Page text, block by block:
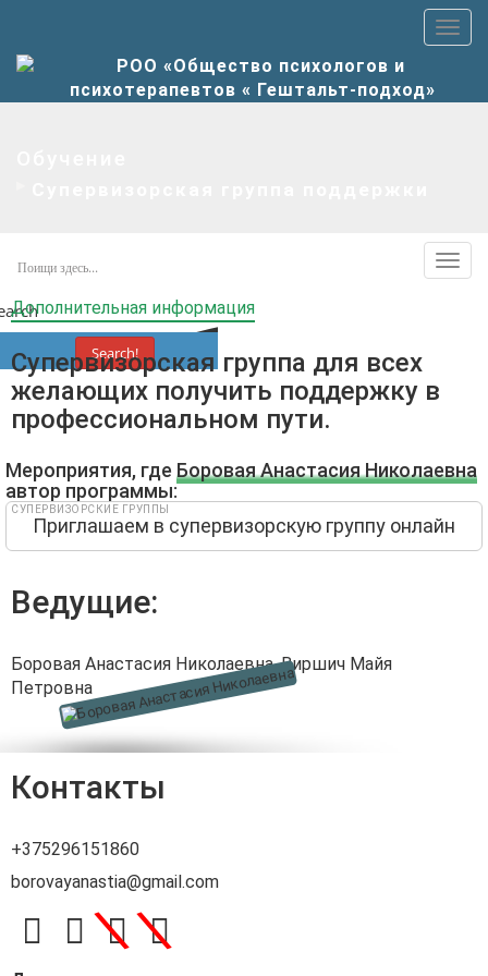
Search!
Дополнительная информация
Супервизорская группа для всех
желающих получить поддержку в
профессиональном пути.
Мероприятия, где Боровая Анастасия Николаевна
автор программы:
Приглашаем в супервизорскую группу онлайн
СУПЕРВИЗОРСКИЕ ГРУППЫ
Ведущие:
Боровая Анастасия Николаевна,Виршич Майя
Петровна
Контакты
+375296151860
borovayanastia@gmail.com
\\